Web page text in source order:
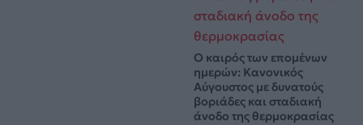
Ο καιρός των επομένων
ημερών: Κανονικός
Αύγουστος με δυνατούς
βοριάδες και σταδιακή
άνοδο της θερμοκρασίας